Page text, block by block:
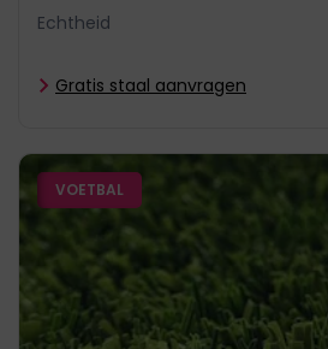
Echtheid
Gratis staal aanvragen
VOETBAL